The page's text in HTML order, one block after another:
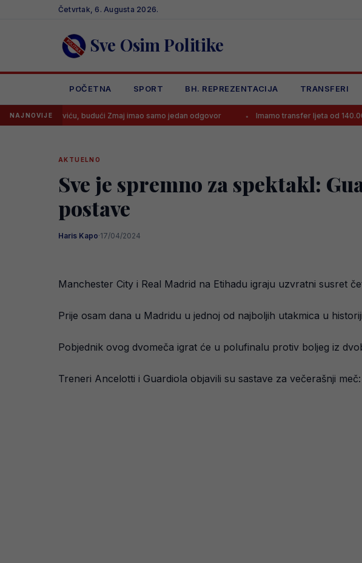
Četvrtak, 6. Augusta 2026.
Sve Osim Politike
POČETNA SPORT BH. REPREZENTACIJA TRANSFERI
NAJNOVIJEbudući Zmaj imao samo jedan odgovor Imamo transfer ljeta od 140.000.000
AKTUELNO
Sve je spremno za spektakl:
postave
Haris Kapo·17/04/2024
Manchester City i Real Madrid na Etihadu igraju uzvratni susret
Prije osam dana u Madridu u jednoj od najboljih utakmica u
Pobjednik ovog dvomeča igrat će u polufinalu protiv boljeg iz
Treneri Ancelotti i Guardiola objavili su sastave za večerašnji meč: